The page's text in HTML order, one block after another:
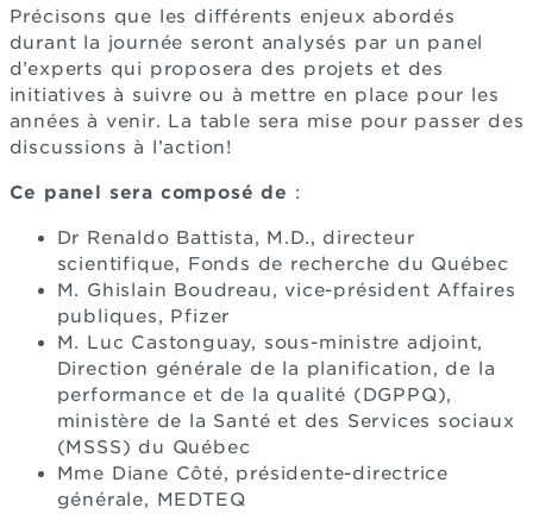
Précisons que les différents enjeux abordés
durant la journée seront analysés par un panel
d’experts qui proposera des projets et des
initiatives à suivre ou à mettre en place pour les
années à venir. La table sera mise pour passer des
discussions à l’action!
Ce panel sera composé de :
Dr Renaldo Battista, M.D., directeur
scientifique, Fonds de recherche du Québec
M. Ghislain Boudreau, vice-président Affaires
publiques, Pfizer
M. Luc Castonguay, sous-ministre adjoint,
Direction générale de la planification, de la
performance et de la qualité (DGPPQ),
ministère de la Santé et des Services sociaux
(MSSS) du Québec
Mme Diane Côté, présidente-directrice
générale, MEDTEQ